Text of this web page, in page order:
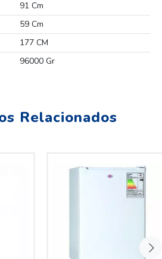
91 Cm
59 Cm
177 CM
96000 Gr
Relacionados